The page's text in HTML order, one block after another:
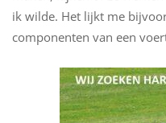
ik wilde. Het lijkt me
componenten van een